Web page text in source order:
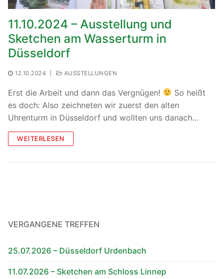
11.10.2024 – Ausstellung und
Sketchen am Wasserturm in
Düsseldorf
12.10.2024 AUSSTELLUNGEN
Erst die Arbeit und dann das Vergnügen!
So heißt
es doch: Also zeichneten wir zuerst den alten
Uhrenturm in Düsseldorf und wollten uns danach…
WEITERLESEN
VERGANGENE TREFFEN
25.07.2026 – Düsseldorf Urdenbach
11.07.2026 – Sketchen am Schloss Linnep